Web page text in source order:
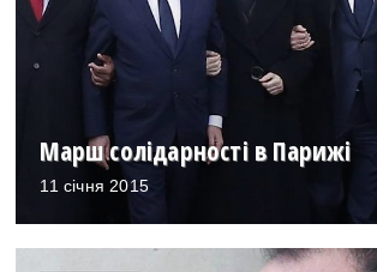
Марш солідарності в Парижі
11 січня 2015